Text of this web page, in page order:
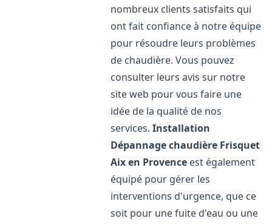
nombreux clients satisfaits qui
ont fait confiance à notre équipe
pour résoudre leurs problèmes
de chaudière. Vous pouvez
consulter leurs avis sur notre
site web pour vous faire une
idée de la qualité de nos
services.Installation
Dépannage chaudière Frisquet
Aix en Provence est également
équipé pour gérer les
interventions d'urgence, que ce
soit pour une fuite d'eau ou une